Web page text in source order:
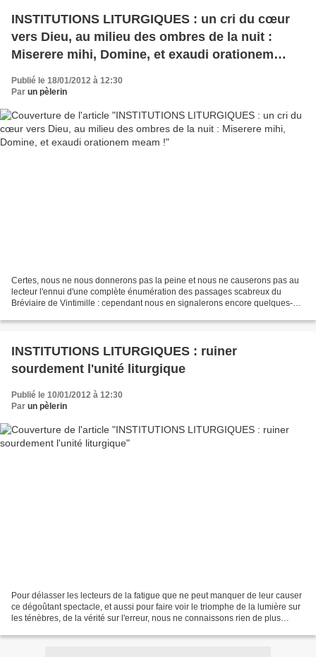
INSTITUTIONS LITURGIQUES : un cri du cœur
vers Dieu, au milieu des ombres de la nuit :
Miserere mihi, Domine, et exaudi orationem
Publié le 18/01/2012 à 12:30
Par un pèlerin
Certes, nous ne nous donnerons pas la peine et nous ne causerons pas au
lecteur l'ennui d'une complète énumération des passages scabreux du
Bréviaire de Vintimille : cependant nous en signalerons encore quelques-
INSTITUTIONS LITURGIQUES : ruiner
sourdement l'unité liturgique
Publié le 10/01/2012 à 12:30
Par un pèlerin
Pour délasser les lecteurs de la fatigue que ne peut manquer de leur causer
ce dégoûtant spectacle, et aussi pour faire voir le triomphe de la lumière sur
les ténèbres, de la vérité sur l'erreur, nous ne connaissons rien de plus